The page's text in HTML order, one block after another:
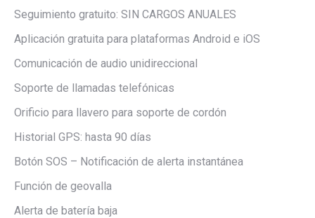
Seguimiento gratuito: SIN CARGOS ANUALES
Aplicación gratuita para plataformas Android e iOS
Comunicación de audio unidireccional
Soporte de llamadas telefónicas
Orificio para llavero para soporte de cordón
Historial GPS: hasta 90 días
Botón SOS – Notificación de alerta instantánea
Función de geovalla
Alerta de batería baja